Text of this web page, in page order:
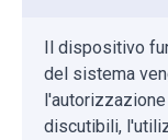
Il dispositivo
del sistema
discutibili,